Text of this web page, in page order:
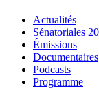
Actualités
Sénatoriales
Émissions
Documentaires
Podcasts
Programme